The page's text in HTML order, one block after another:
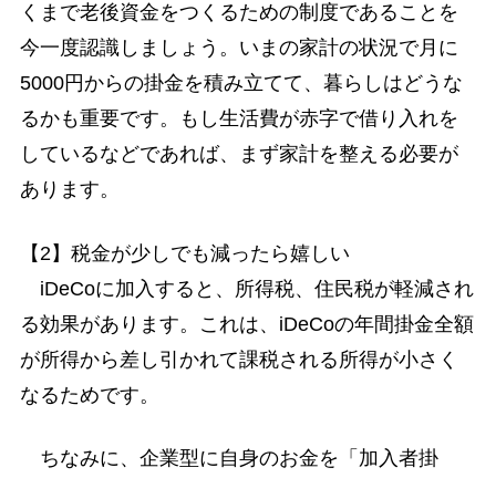
くまで老後資金をつくるための制度であることを
今一度認識しましょう。いまの家計の状況で月に
5000円からの掛金を積み立てて、暮らしはどうな
るかも重要です。もし生活費が赤字で借り入れを
しているなどであれば、まず家計を整える必要が
あります。
【2】税金が少しでも減ったら嬉しい
iDeCoに加入すると、所得税、住民税が軽減され
る効果があります。これは、iDeCoの年間掛金全額
が所得から差し引かれて課税される所得が小さく
なるためです。
ちなみに、企業型に自身のお金を「加入者掛